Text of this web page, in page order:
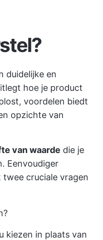
duidelijke en
hoe je product
voordelen biedt
opzichte van
van waarde die je
Eenvoudiger
cruciale vragen
kiezen in plaats van